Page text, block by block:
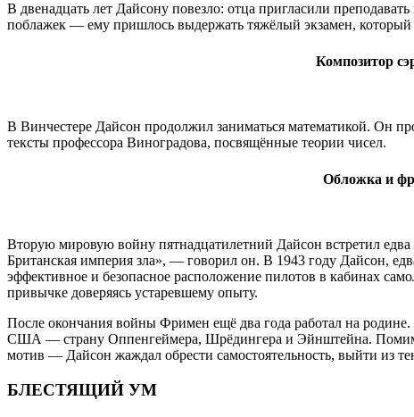
В двенадцать лет Дайсону повезло: отца пригласили
поблажек — ему пришлось выдержать тяжёлый экзамен, который
Композитор
В Винчестере Дайсон продолжил заниматься математикой. Он
тексты профессора Виноградова, посвящённые теории чисел.
Обложка и
Вторую мировую войну пятнадцатилетний Дайсон встретил
Британская империя зла», — говорил он. В 1943 году Дайсон,
эффективное и безопасное расположение пилотов в кабинах
привычке доверяясь устаревшему опыту.
После окончания войны Фримен ещё два года работал на
США — страну Оппенгеймера, Шрёдингера и Эйнштейна. Помимо
мотив — Дайсон жаждал обрести самостоятельность, выйти из
БЛЕСТЯЩИЙ УМ